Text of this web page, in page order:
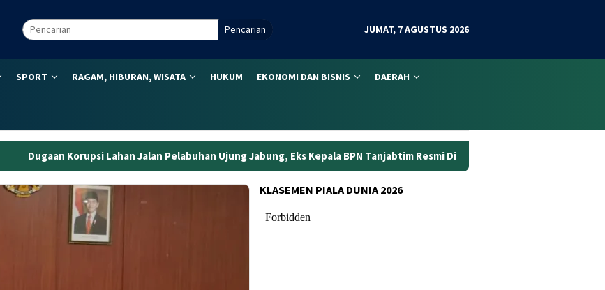
Pencarian JUMAT, 7 AGUSTUS 2026
SPORT RAGAM, HIBURAN, WISATA HUKUM EKONOMI DAN BISNIS DAERAH
Lahan Jalan Pelabuhan Ujung Jabung, Eks Kepala BPN Tanjabtim Resmi Ditahan Dunia Kerja Berubah, Kemnaker
KLASEMEN PIALA DUNIA 2026